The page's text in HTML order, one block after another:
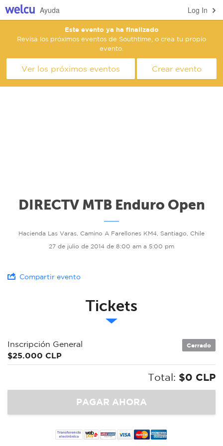
Log In
Ayuda
Este evento ya ha finalizado
Revisa los próximos eventos de Southtime, o crea tu propio
evento.
Ver los próximos eventos Crear evento
DIRECTV MTB Enduro Open
Hacienda Las Varas, Camino A Farellones KM4, Santiago, Chile
27 de julio de 2014 de 8:00 am a 5:00 pm
Compartir evento
Tickets
Inscripción General
$25.000 CLP
Cerrado
Total: $0 CLP